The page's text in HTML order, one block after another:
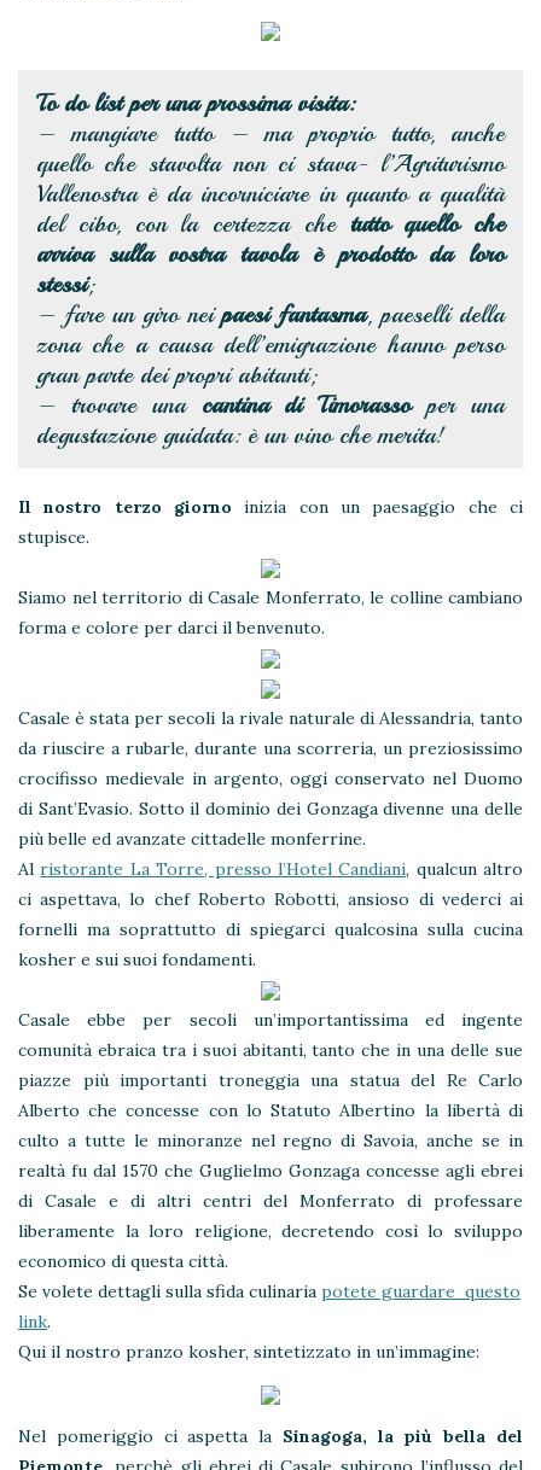
To do list per una prossima visita:
– mangiare tutto – ma proprio tutto, anche
quello che stavolta non ci stava- l’Agriturismo
Vallenostra è da incorniciare in quanto a qualità
del cibo, con la certezza che tutto quello che
arriva sulla vostra tavola è prodotto da loro
stessi;
– fare un giro neipaesi fantasma, paeselli della
zona che a causa dell’emigrazione hanno perso
gran parte dei propri abitanti;
– trovare una cantina di Timorassoper una
degustazione guidata: è un vino che merita!
Il nostro terzo giorno inizia con un paesaggio che ci
stupisce.
Siamo nel territorio di Casale Monferrato, le colline cambiano
forma e colore per darci il benvenuto.
Casale è stata per secoli la rivale naturale di Alessandria, tanto
da riuscire a rubarle, durante una scorreria, un preziosissimo
crocifisso medievale in argento, oggi conservato nel Duomo
di Sant’Evasio. Sotto il dominio dei Gonzaga divenne una delle
più belle ed avanzate cittadelle monferrine.
Alristorante La Torre, presso l’Hotel Candiani, qualcun altro
ci aspettava, lo chef Roberto Robotti, ansioso di vederci ai
fornelli ma soprattutto di spiegarci qualcosina sulla cucina
kosher e sui suoi fondamenti.
Casale ebbe per secoli un’importantissima ed ingente
comunità ebraica tra i suoi abitanti, tanto che in una delle sue
piazze più importanti troneggia una statua del Re Carlo
Alberto che concesse con lo Statuto Albertino la libertà di
culto a tutte le minoranze nel regno di Savoia, anche se in
realtà fu dal 1570 che Guglielmo Gonzaga concesse agli ebrei
di Casale e di altri centri del Monferrato di professare
liberamente la loro religione, decretendo così lo sviluppo
economico di questa città.
Se volete dettagli sulla sfida culinaria potete guardare questo
link.
Qui il nostro pranzo kosher, sintetizzato in un’immagine:
Nel pomeriggio ci aspetta la Sinagoga, la più bella del